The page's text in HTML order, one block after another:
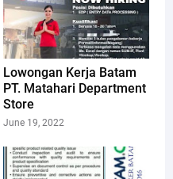
Lowongan Kerja Batam
PT. Matahari Department
Store
June 19, 2022